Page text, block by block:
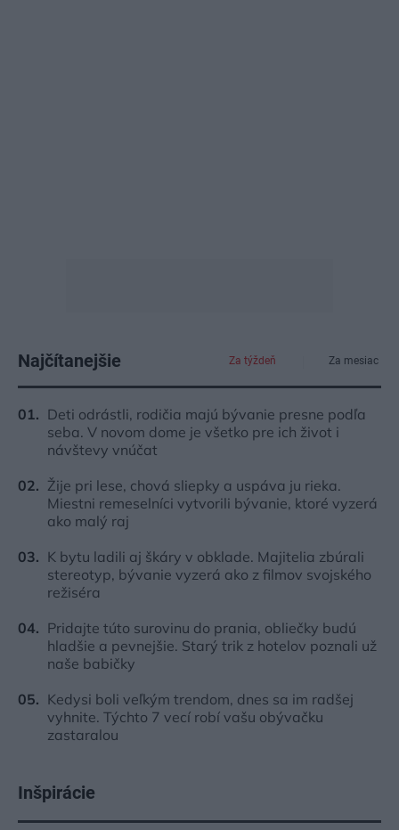
Najčítanejšie Za týždeň Za mesiac
Deti odrástli, rodičia majú bývanie presne podľa
seba. V novom dome je všetko pre ich život i
návštevy vnúčat
Žije pri lese, chová sliepky a uspáva ju rieka.
Miestni remeselníci vytvorili bývanie, ktoré vyzerá
ako malý raj
K bytu ladili aj škáry v obklade. Majitelia zbúrali
stereotyp, bývanie vyzerá ako z filmov svojského
režiséra
Pridajte túto surovinu do prania, obliečky budú
hladšie a pevnejšie. Starý trik z hotelov poznali už
naše babičky
Kedysi boli veľkým trendom, dnes sa im radšej
vyhnite. Týchto 7 vecí robí vašu obývačku
zastaralou
Inšpirácie